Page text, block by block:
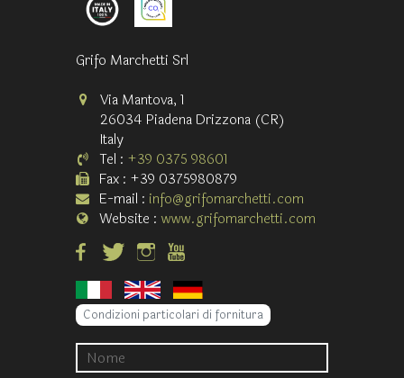
Grifo Marchetti Srl
Via Mantova, 1
26034 Piadena Drizzona (CR)
Italy
Tel : +39 0375 98601
Fax : +39 0375980879
E-mail : info@grifomarchetti.com
Website : www.grifomarchetti.com
Condizioni particolari di fornitura